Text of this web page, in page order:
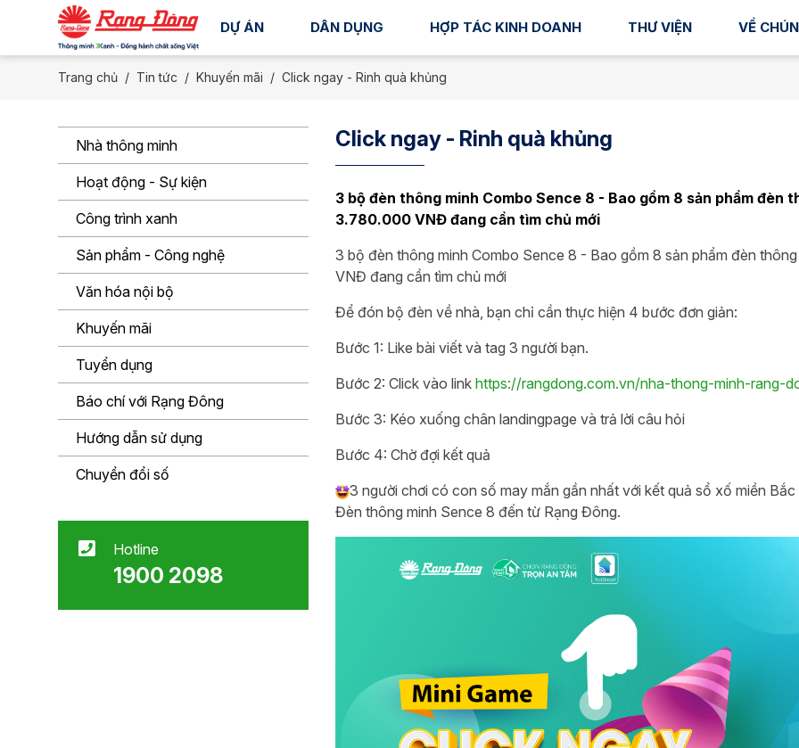
DỰ ÁN DÂN DỤNG HỢP TÁC KINH DOANH THƯ VIỆN VỀ
Trang chủ Tin tức Khuyến mãi Click ngay - Rinh quà khủng
Click ngay - Rinh quà khủng
3 bộ đèn thông minh Combo Sence 8 - Bao gồm 8 sản phẩm
3.780.000 VNĐ đang cần tìm chủ mới
3 bộ đèn thông minh Combo Sence 8 - Bao gồm 8 sản phẩm đèn
VNĐ đang cần tìm chủ mới
Để đón bộ đèn về nhà, bạn chỉ cần thực hiện 4 bước đơn giản:
Bước 1: Like bài viết và tag 3 người bạn.
Bước 2: Click vào link https://rangdong.com.vn/nha-thong-minh-rang-
Bước 3: Kéo xuống chân landingpage và trả lời câu hỏi
Bước 4: Chờ đợi kết quả
3 người chơi có con số may mắn gần nhất với kết quả sổ xố miền
Đèn thông minh Sence 8 đến từ Rạng Đông.
Nhà thông minh
Hoạt động - Sự kiện
Công trình xanh
Sản phẩm - Công nghệ
Văn hóa nội bộ
Khuyến mãi
Tuyển dụng
Báo chí với Rạng Đông
Hướng dẫn sử dụng
Chuyển đổi số
Hotline
1900 2098